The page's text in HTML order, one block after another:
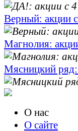
Верный: акции
Магнолия:
Мясницкий
О нас
О сайте